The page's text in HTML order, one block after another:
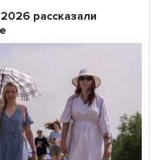
рассказали